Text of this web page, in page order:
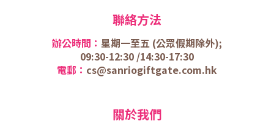
聯絡方法
辦公時間： 星期一至五 (公眾假期除外);
09:30-12:30 /14:30-17:30
電郵： cs@sanriogiftgate.com.hk
關於我們